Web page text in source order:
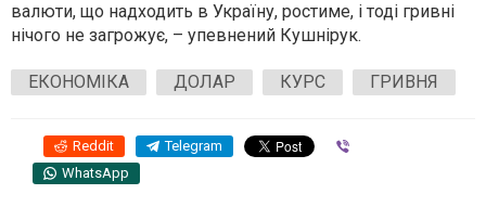
валюти, що надходить в Україну, ростиме, і тоді гривні
нічого не загрожує, – упевнений Кушнірук.
ЕКОНОМІКА ДОЛАР КУРС ГРИВНЯ
Reddit Telegram
WhatsApp